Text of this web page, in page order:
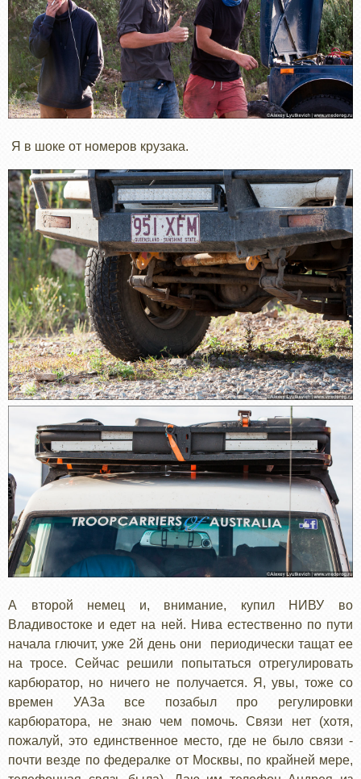
Я в шоке от номеров крузака.
А второй немец и, внимание, купил НИВУ во
Владивостоке и едет на ней. Нива естественно по пути
начала глючит, уже 2й день они периодически тащат ее
на тросе. Сейчас решили попытаться отрегулировать
карбюратор, но ничего не получается. Я, увы, тоже со
времен УАЗа все позабыл про регулировки
карбюратора, не знаю чем помочь. Связи нет (хотя,
пожалуй, это единственное место, где не было связи -
почти везде по федералке от Москвы, по крайней мере,